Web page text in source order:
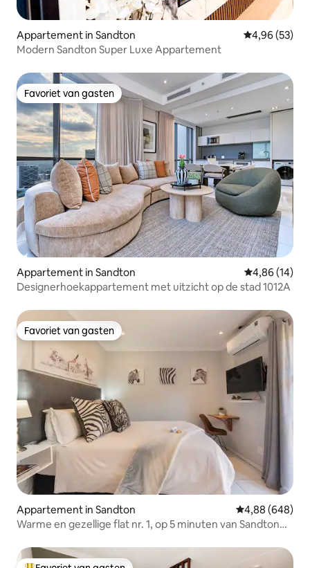
Appartement in Sandton Gemiddelde
4,96 (53)
Modern Sandton Super Luxe Appartement
Favoriet van gasten
Favoriet van gasten
Appartement in Sandton Gemiddelde
4,86 (14)
Designerhoekappartement met uitzicht op de stad 1012A
Favoriet van gasten
Favoriet van gasten
Appartement in Sandton Gemiddelde
4,88 (648)
Warme en gezellige flat nr. 1, op 5 minuten van Sandton